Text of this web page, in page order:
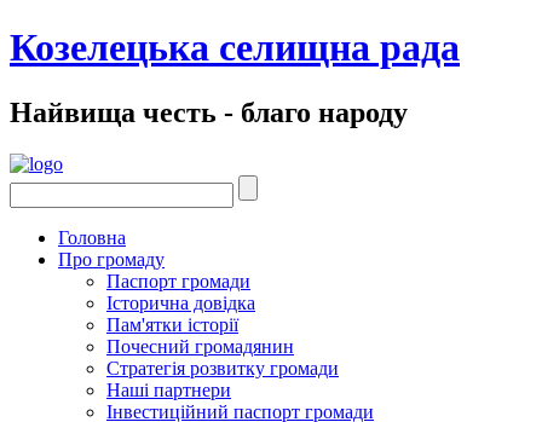
Козелецька селищна рада
Найвища честь - благо народу
Головна
Про громаду
Паспорт громади
Історична довідка
Пам'ятки історії
Почесний громадянин
Стратегія розвитку громади
Наші партнери
Інвестиційний паспорт громади